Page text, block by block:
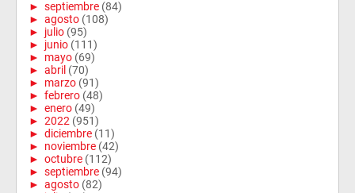
► septiembre (84)
► agosto (108)
► julio (95)
► junio (111)
► mayo (69)
► abril (70)
► marzo (91)
► febrero (48)
► enero (49)
► 2022 (951)
► diciembre (11)
► noviembre (42)
► octubre (112)
► septiembre (94)
► agosto (82)